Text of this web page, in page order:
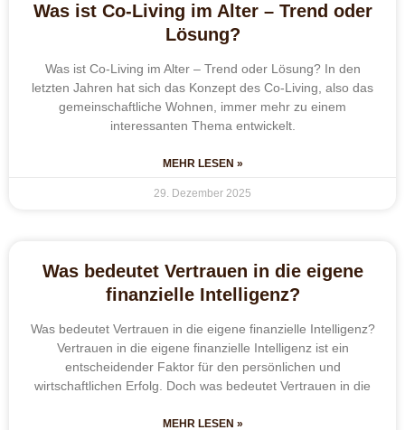
Was ist Co-Living im Alter – Trend oder
Lösung?
Was ist Co-Living im Alter – Trend oder Lösung? In den
letzten Jahren hat sich das Konzept des Co-Living, also das
gemeinschaftliche Wohnen, immer mehr zu einem
interessanten Thema entwickelt.
MEHR LESEN »
29. Dezember 2025
Was bedeutet Vertrauen in die eigene
finanzielle Intelligenz?
Was bedeutet Vertrauen in die eigene finanzielle Intelligenz?
Vertrauen in die eigene finanzielle Intelligenz ist ein
entscheidender Faktor für den persönlichen und
wirtschaftlichen Erfolg. Doch was bedeutet Vertrauen in die
MEHR LESEN »